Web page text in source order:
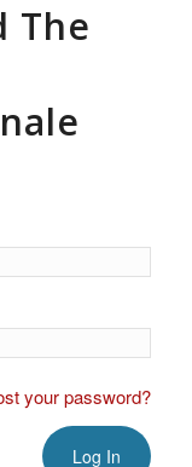
The
your password?